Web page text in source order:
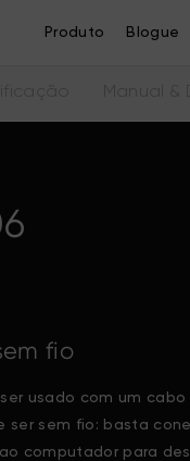
Produto Blogue
fio
usado com um cabo
ser sem fio: basta
computador para